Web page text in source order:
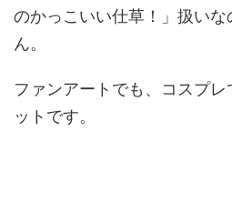
のかっこいい仕草！」扱い
ん。
ファンアートでも、コスプ
ットです。